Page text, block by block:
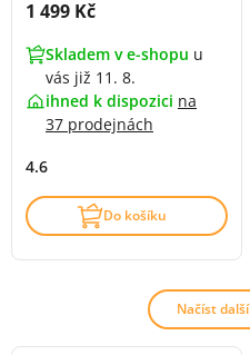
Cena s DPH:
1 499 Kč
Skladem v e-shopu u
vás již 11. 8.
ihned k dispozici na
37 prodejnách
4.6
Do košíku
Načíst další